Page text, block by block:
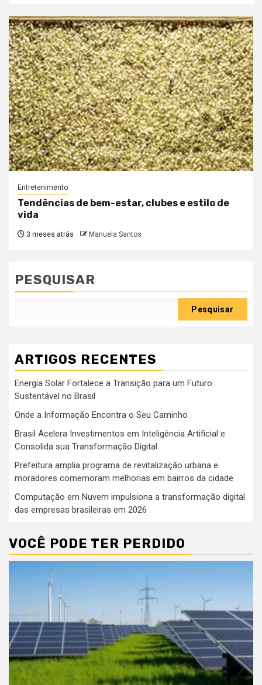
Entretenimento
Tendências de bem-estar, clubes e estilo de
vida
3 meses atrás Manuela Santos
PESQUISAR
Pesquisar
ARTIGOS RECENTES
Energia Solar Fortalece a Transição para um Futuro
Sustentável no Brasil
Onde a Informação Encontra o Seu Caminho
Brasil Acelera Investimentos em Inteligência Artificial e
Consolida sua Transformação Digital
Prefeitura amplia programa de revitalização urbana e
moradores comemoram melhorias em bairros da cidade
Computação em Nuvem impulsiona a transformação digital
das empresas brasileiras em 2026
VOCÊ PODE TER PERDIDO